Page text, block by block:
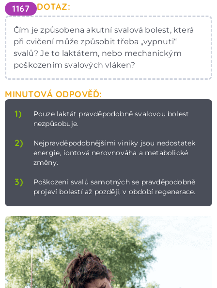
1167 DOTAZ:
Čím je způsobena akutní svalová bolest, která
při cvičení může způsobit třeba „vypnuti“
svalů? Je to laktátem, nebo mechanickým
poškozením svalových vláken?
MINUTOVÁ ODPOVĚĎ:
1)
Pouze laktát pravděpodobně svalovou bolest
nezpůsobuje.
2)
Nejpravděpodobnějšími viníky jsou nedostatek
energie, iontová nerovnováha a metabolické
změny.
3)
Poškození svalů samotných se pravděpodobně
projeví bolestí až později, v období regenerace.